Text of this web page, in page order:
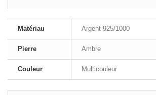
Matériau Argent 925/1000
Pierre Ambre
Couleur Multicouleur